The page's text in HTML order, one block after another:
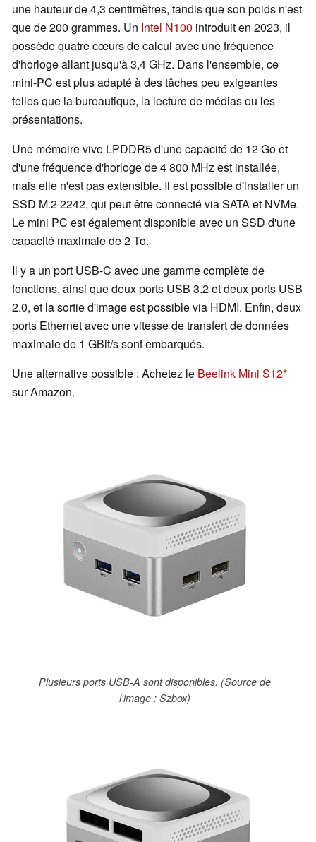
une hauteur de 4,3 centimètres, tandis que son poids n'est
que de 200 grammes. Un Intel N100 introduit en 2023, il
possède quatre cœurs de calcul avec une fréquence
d'horloge allant jusqu'à 3,4 GHz. Dans l'ensemble, ce
mini-PC est plus adapté à des tâches peu exigeantes
telles que la bureautique, la lecture de médias ou les
présentations.
Une mémoire vive LPDDR5 d'une capacité de 12 Go et
d'une fréquence d'horloge de 4 800 MHz est installée,
mais elle n'est pas extensible. Il est possible d'installer un
SSD M.2 2242, qui peut être connecté via SATA et NVMe.
Le mini PC est également disponible avec un SSD d'une
capacité maximale de 2 To.
Il y a un port USB-C avec une gamme complète de
fonctions, ainsi que deux ports USB 3.2 et deux ports USB
2.0, et la sortie d'image est possible via HDMI. Enfin, deux
ports Ethernet avec une vitesse de transfert de données
maximale de 1 GBit/s sont embarqués.
Une alternative possible : Achetez le Beelink Mini S12
sur Amazon.
Plusieurs ports USB-A sont disponibles. (Source de
l'image : Szbox)